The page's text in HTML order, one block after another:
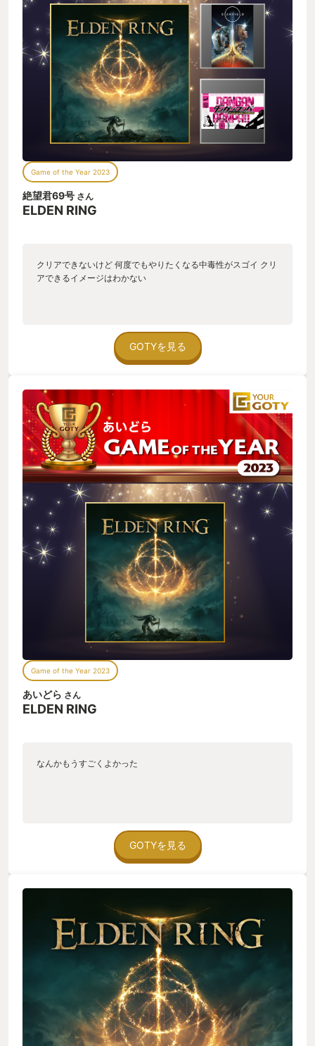
い。このため寄り道しまくって、結局倒すまでに結局30時間ほ
どかかりました。が・・・楽しいんです、これが。 そうこうし
ているうちに下手は下手なりに上手くなり、150時間程でクリ
ア。最高の体験でした。 その後、デモンズソウルもプレイしま
したが、エルデンリングに比べると逃げ場がなく、自身のプレ
イスキルに向き合うことになります。でもエルデンリングの経
験からクリアすることができました。 おそらくエルデンリング
をプレイしていなければ諦めたことでしょう。 もう一度言いま
す。 『エルデンリングはソウルライク初心者向けです！！』 尻
込みしている人は是非一度やってみてください。
Game of the Year 2023
絶望君69号 さん
ELDEN RING
クリアできないけど 何度でもやりたくなる中毒性がスゴイ クリ
アできるイメージはわかない
GOTYを見る
Game of the Year 2023
あいどら さん
ELDEN RING
なんかもうすごくよかった
GOTYを見る